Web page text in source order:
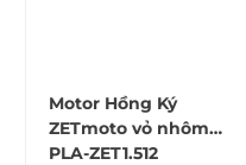
Motor Hồng Ký
ZETmoto vỏ nhôm
PLA-ZET1.512